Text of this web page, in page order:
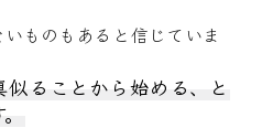
ものもあると信じていま
ることから始める、と